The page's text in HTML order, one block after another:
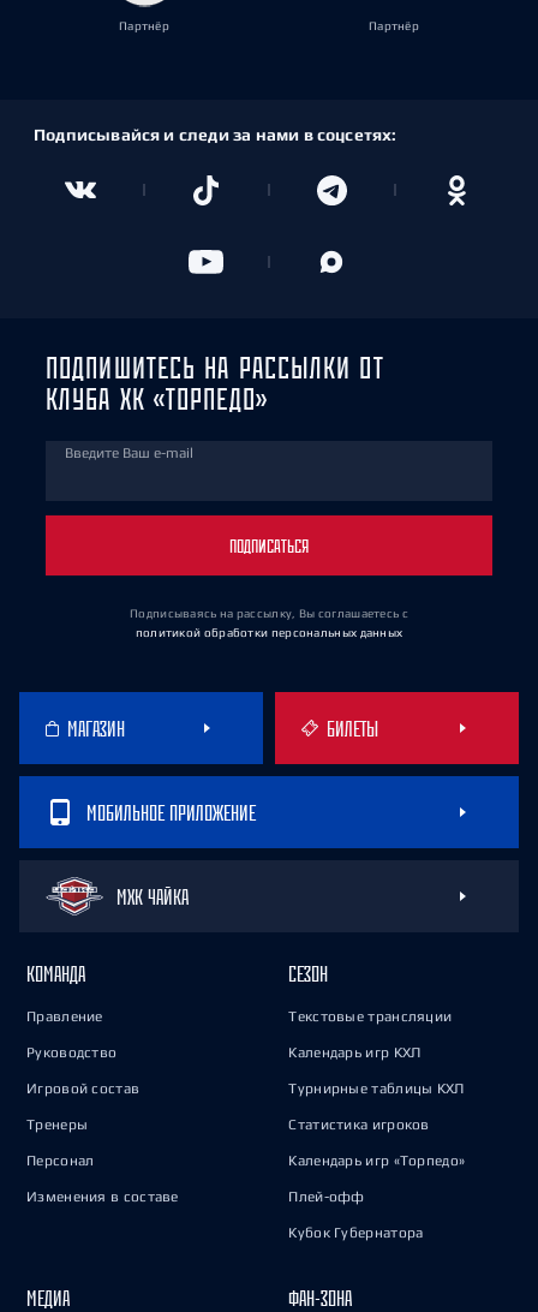
Партнёр Партнёр
Подписывайся и следи за нами в соцсетях:
ПОДПИШИТЕСЬ НА РАССЫЛКИ ОТ
КЛУБА ХК «ТОРПЕДО»
Введите Ваш e-mail
ПОДПИСАТЬСЯ
Подписываясь на рассылку, Вы соглашаетесь с
политикой обработки персональных данных
МАГАЗИН БИЛЕТЫ
МОБИЛЬНОЕ ПРИЛОЖЕНИЕ
МХК ЧАЙКА
КОМАНДА
Правление
Руководство
Игровой состав
Тренеры
Персонал
Изменения в составе
СЕЗОН
Текстовые трансляции
Календарь игр КХЛ
Турнирные таблицы КХЛ
Статистика игроков
Календарь игр «Торпедо»
Плей-офф
Кубок Губернатора
МЕДИА ФАН-ЗОНА